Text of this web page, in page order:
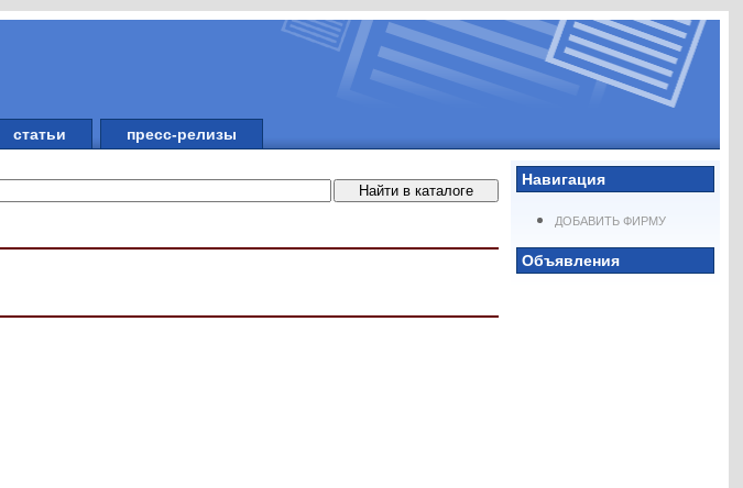
статьи пресс-релизы
Навигация
ДОБАВИТЬ ФИРМУ
Объявления